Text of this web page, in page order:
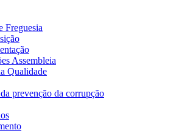
Freguesia
Assembleia
Qualidade
prevenção da corrupção